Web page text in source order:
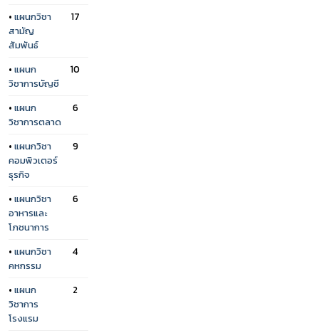
• แผนกวิชา
สามัญ
สัมพันธ์
17
• แผนก
วิชาการบัญชี
10
• แผนก
วิชาการตลาด
6
• แผนกวิชา
คอมพิวเตอร์
ธุรกิจ
9
• แผนกวิชา
อาหารและ
โภชนาการ
6
• แผนกวิชา
คหกรรม
4
• แผนก
วิชาการ
โรงแรม
2